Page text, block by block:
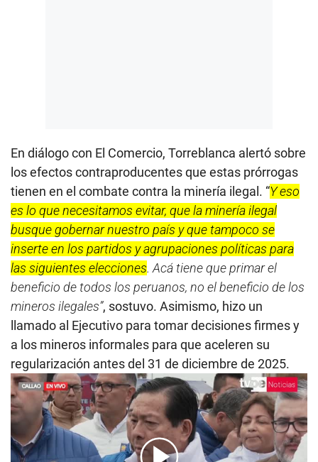
En diálogo con El Comercio, Torreblanca alertó sobre
los efectos contraproducentes que estas prórrogas
tienen en el combate contra la minería ilegal. “Y eso
es lo que necesitamos evitar, que la minería ilegal
busque gobernar nuestro país y que tampoco se
inserte en los partidos y agrupaciones políticas para
las siguientes elecciones. Acá tiene que primar el
beneficio de todos los peruanos, no el beneficio de los
mineros ilegales”, sostuvo. Asimismo, hizo un
llamado al Ejecutivo para tomar decisiones firmes y
a los mineros informales para que aceleren su
regularización antes del 31 de diciembre de 2025.